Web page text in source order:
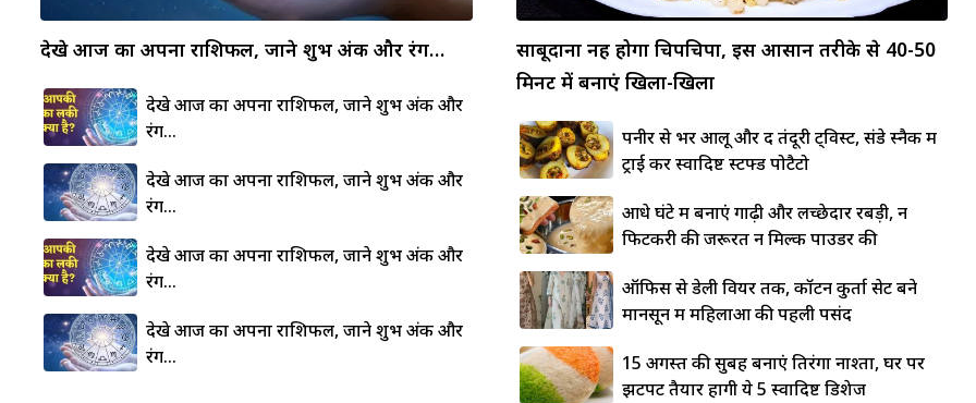
देखे आज का अपना राशिफल, जाने शुभ अंक और रंग…
देखे आज का अपना राशिफल, जाने शुभ अंक और
रंग…
देखे आज का अपना राशिफल, जाने शुभ अंक और
रंग…
देखे आज का अपना राशिफल, जाने शुभ अंक और
रंग…
देखे आज का अपना राशिफल, जाने शुभ अंक और
रंग…
साबूदाना नहीं होगा चिपचिपा, इस आसान तरीके से 40-50
मिनट में बनाएं खिला-खिला
पनीर से भरें आलू और दें तंदूरी ट्विस्ट, संडे स्नैक में
ट्राई करें स्वादिष्ट स्टफ्ड पोटैटो
आधे घंटे में बनाएं गाढ़ी और लच्छेदार रबड़ी, न
फिटकरी की जरूरत न मिल्क पाउडर की
ऑफिस से डेली वियर तक, कॉटन कुर्ता सेट बने
मानसून में महिलाओं की पहली पसंद
15 अगस्त की सुबह बनाएं तिरंगा नाश्ता, घर पर
झटपट तैयार होंगी ये 5 स्वादिष्ट डिशेज